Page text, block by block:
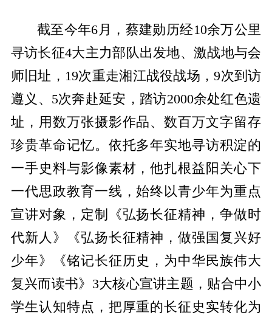
截至今年6月，蔡建勋历经10余万公里
寻访长征4大主力部队出发地、激战地与会
师旧址，19次重走湘江战役战场，9次到访
遵义、5次奔赴延安，踏访2000余处红色遗
址，用数万张摄影作品、数百万文字留存
珍贵革命记忆。依托多年实地寻访积淀的
一手史料与影像素材，他扎根益阳关心下
一代思政教育一线，始终以青少年为重点
宣讲对象，定制《弘扬长征精神，争做时
代新人》《弘扬长征精神，做强国复兴好
少年》《铭记长征历史，为中华民族伟大
复兴而读书》3大核心宣讲主题，贴合中小
学生认知特点，把厚重的长征史实转化为